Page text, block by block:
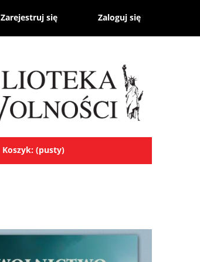
Zarejestruj się Zaloguj się
Koszyk: (pusty)